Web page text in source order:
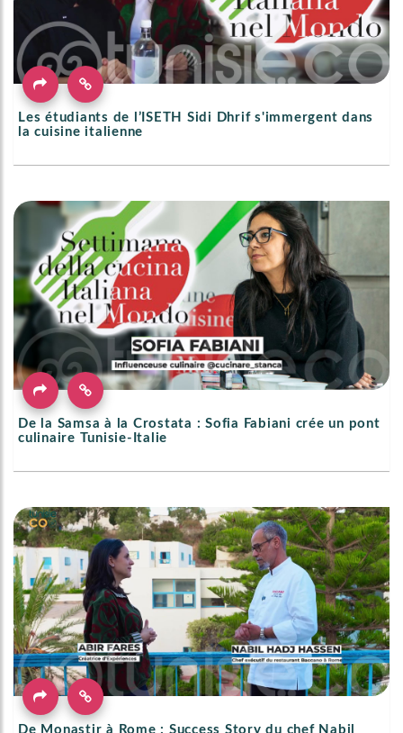
Les étudiants de l’ISETH Sidi Dhrif s'immergent dans
la cuisine italienne
De la Samsa à la Crostata : Sofia Fabiani crée un pont
culinaire Tunisie-Italie
De Monastir à Rome : Success Story du chef Nabil